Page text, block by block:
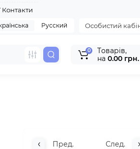
Контакти
Особистий
Русский
0
Tоварів,
на 0.00 грн.
Пред. След.